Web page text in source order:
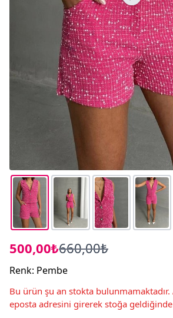
500,00₺660,00₺
Renk: Pembe
Bu ürün şu an stokta bulunmamaktadır.
eposta adresini girerek stoğa